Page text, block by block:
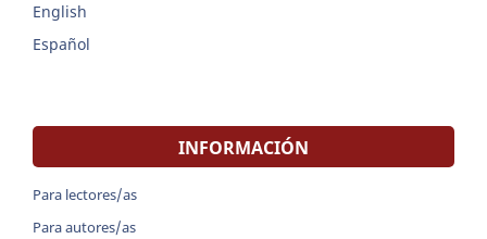
English
Español
INFORMACIÓN
Para lectores/as
Para autores/as